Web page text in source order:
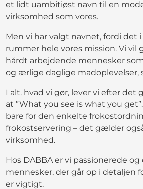
et lidt uambitiøst navn til en
virksomhed som vores.
Men vi har valgt navnet, fordi det
rummer hele vores mission. Vi vil
hårdt arbejdende mennesker
og ærlige daglige madoplevelser,
I alt, hvad vi gør, lever vi efter det
at ”What you see is what you
bare for den enkelte
frokostservering – det gælder
virksomhed.
Hos DABBA er vi passionerede
mennesker, der går op i detaljen
er vigtigt.